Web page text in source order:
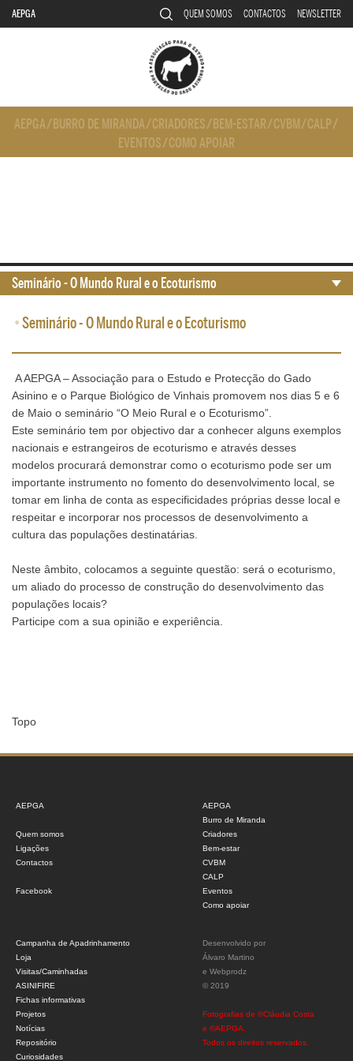
AEPGA QUEM SOMOS CONTACTOS NEWSLETTER
AEPGA/ BURRO DE MIRANDA/CRIADORES/ BEM-ESTAR/CVBM/CALP/
EVENTOS/COMO APOIAR
•Seminário - O Mundo Rural e o Ecoturismo
A AEPGA – Associação para o Estudo e Protecção do Gado
Asinino e o Parque Biológico de Vinhais promovem nos dias 5 e 6
de Maio o seminário “O Meio Rural e o Ecoturismo”.
Este seminário tem por objectivo dar a conhecer alguns exemplos
nacionais e estrangeiros de ecoturismo e através desses
modelos procurará demonstrar como o ecoturismo pode ser um
importante instrumento no fomento do desenvolvimento local, se
tomar em linha de conta as especificidades próprias desse local e
respeitar e incorporar nos processos de desenvolvimento a
cultura das populações destinatárias.
Neste âmbito, colocamos a seguinte questão: será o ecoturismo,
um aliado do processo de construção do desenvolvimento das
populações locais?
Participe com a sua opinião e experiência.
Topo
Seminário - O Mundo Rural e o Ecoturismo
AEPGA
Quem somos
Ligações
Contactos
Facebook
AEPGA
Burro de Miranda
Criadores
Bem-estar
CVBM
CALP
Eventos
Como apoiar
Campanha de Apadrinhamento
Loja
Visitas/Caminhadas
ASINIFIRE
Fichas informativas
Projetos
Notícias
Repositório
Curiosidades
Desenvolvido por
Álvaro Martino
e Webprodz
© 2019
Fotografias de ©Cláudia Costa
e ©AEPGA.
Todos os direitos reservados.